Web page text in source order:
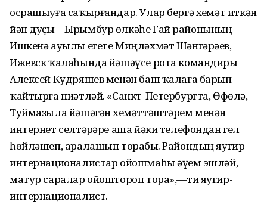
осрашыуға саҡырғандар. Улар бергә хеҙмәт иткән
йән дуҫы—Ырымбур өлкәһе Гай районының
Ишкенә ауылы егете Миңләхмәт Шәнгәрәев,
Ижевск ҡалаһында йәшәүсе рота командиры
Алексей Кудряшев менән баш ҡалаға барып
ҡайтырға ниәтләй. «Санкт-Петербургта, Өфөлә,
Туймазыла йәшәгән хеҙмәттәштәрем менән
интернет селтәрҙәре аша йәки телефондан гел
һөйләшеп, аралашып торабыҙ. Райондың яугир-
интернационалистар ойошмаһы әүҙем эшләй,
матур саралар ойоштороп тора»,—ти яугир-
интернационалист.